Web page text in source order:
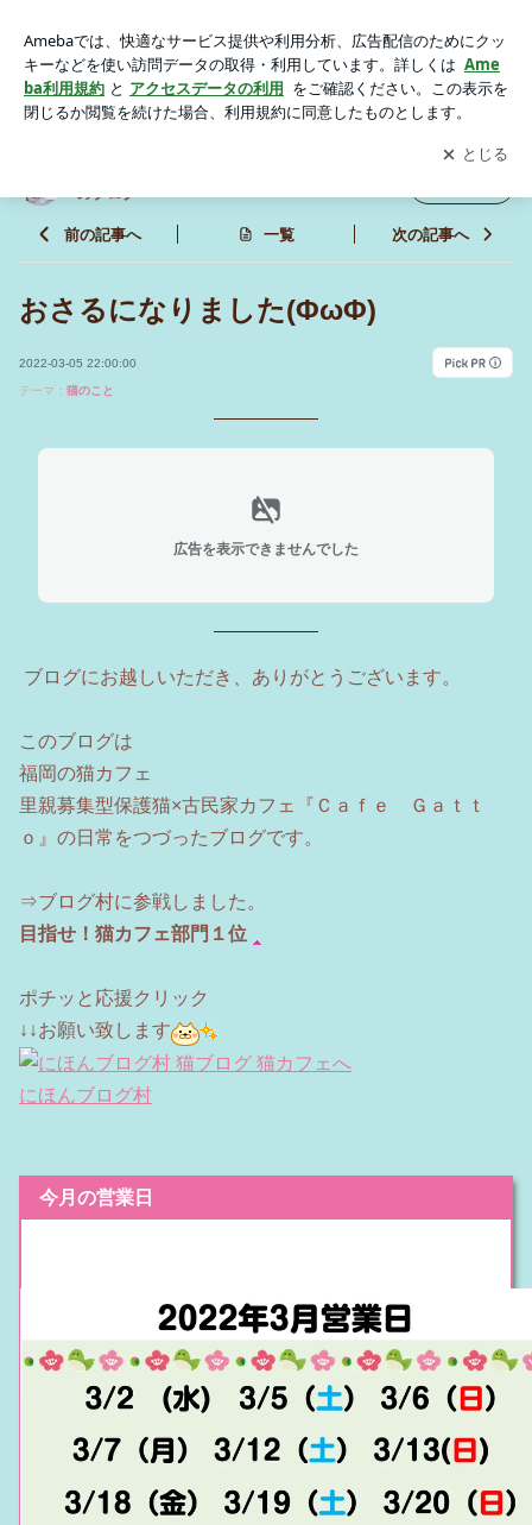
ェ Cafe Gattoのブログ
アプリをダウンロードして ブログの更新通知
を受け取りまし
ょう。
開く
のブログ
前の記事へ 一覧 次の記事へ
おさるになりました(ΦωΦ)
2022-03-05 22:00:00
テーマ： 猫のこと
広告を表示できませんでした
ブログにお越しいただき、ありがとうございます。
このブログは
福岡の猫カフェ
里親募集型保護猫×古民家カフェ『Ｃａｆｅ Ｇａｔｔ
ｏ』の日常をつづったブログです。
⇒ブログ村に参戦しました。
目指せ！猫カフェ部門１位
ポチッと応援クリック
↓↓お願い致します
にほんブログ村
今月の営業日